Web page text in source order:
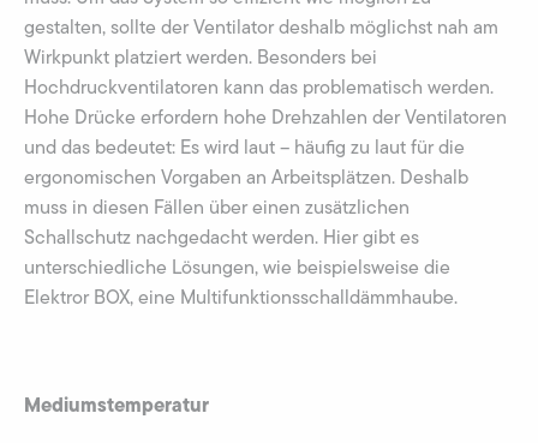
gestalten, sollte der Ventilator deshalb möglichst nah am
Wirkpunkt platziert werden. Besonders bei
Hochdruckventilatoren kann das problematisch werden.
Hohe Drücke erfordern hohe Drehzahlen der Ventilatoren
und das bedeutet: Es wird laut – häufig zu laut für die
ergonomischen Vorgaben an Arbeitsplätzen. Deshalb
muss in diesen Fällen über einen zusätzlichen
Schallschutz nachgedacht werden. Hier gibt es
unterschiedliche Lösungen, wie beispielsweise die
Elektror BOX, eine Multifunktionsschalldämmhaube.
Mediumstemperatur